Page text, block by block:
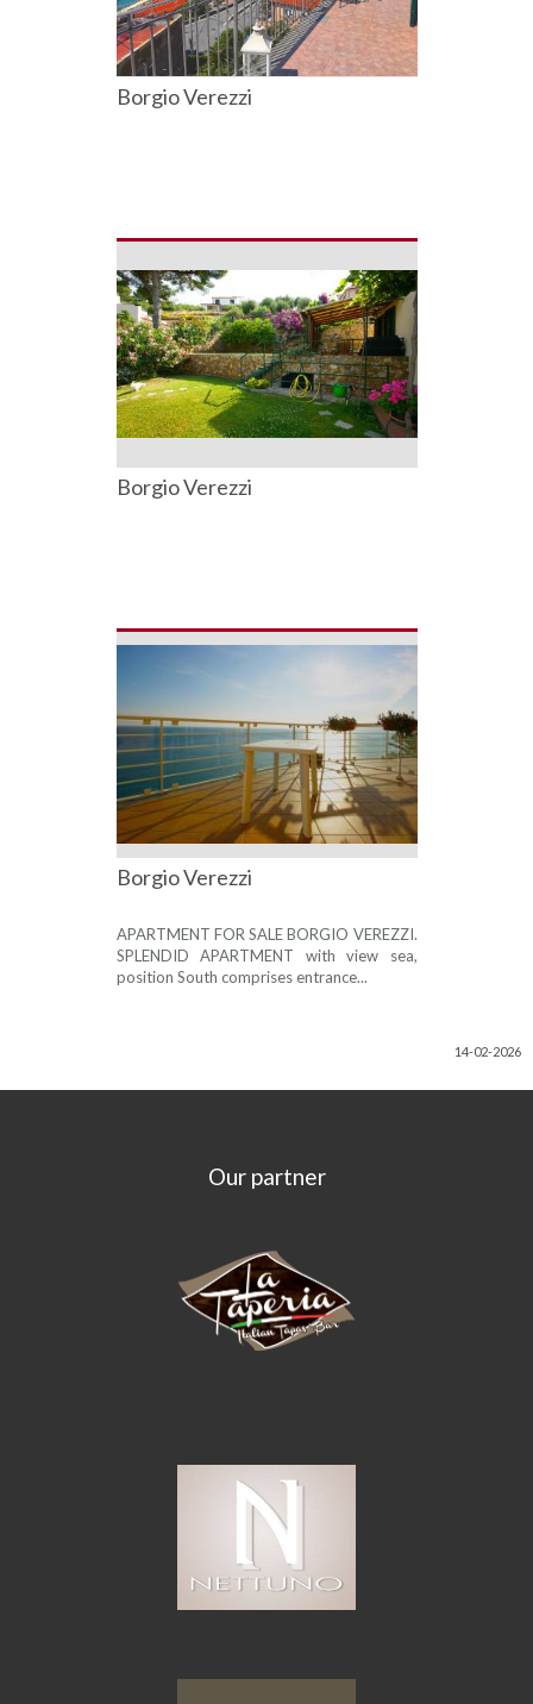
Borgio Verezzi
Borgio Verezzi
Borgio Verezzi
APARTMENT FOR SALE BORGIO VEREZZI.
SPLENDID APARTMENT with view sea,
position South comprises entrance...
14-02-2026
Our partner